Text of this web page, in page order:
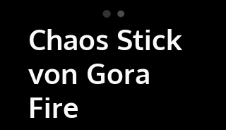
Chaos Stick
von Gora
Fire